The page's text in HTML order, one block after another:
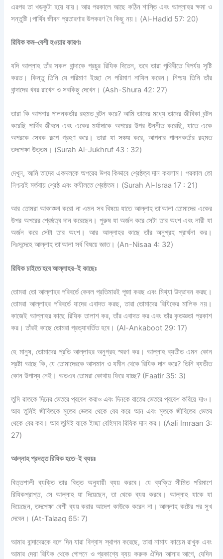
এরপর তা খড়কুটা হয়ে যায়। আর পরকালে আছে কঠিন শাস্তি এবং আল্লাহর ক্ষমা ও
সন্তুষ্টি ।পার্থিব জীবন প্রতারণার উপকরণ বৈ কিছু নয় । (Al-Hadid 57: 20)
রিযিক কম–বেশী হওয়ার কারণঃ
যদি আল্লাহ তাঁর সকল বান্দাকে প্রচুর রিযিক দিতেন,তবে তারা পৃথিবীতে বিপর্যয় সৃষ্টি
করত। কিন্তু তিনি যে পরিমাণ ইচ্ছা সে পরিমাণ নাযিল করেন। নিশ্চয় তিনি তাঁর
বান্দাদের খবর রাখেন ও সবকিছু দেখেন। (Ash-Shura 42: 27)
তারা কি আপনার পালনকর্তার রহমত বন্টন করে? আমি তাদের মধ্যে তাদের জীবিকা বন্টন
করেছি পার্থিব জীবনে এবং একের মর্যাদাকে অপরের উপর উন্নীত করেছি, যাতে একে
অপরকে সেবক রূপে গ্রহণ করে। তারা যা সঞ্চয় করে,আপনার পালনকর্তার রহমত
তদপেক্ষা উত্তম। (Surah Al-Jukhruf 43 : 32)
দেখুন, আমি তাদের একদলকে অপরের উপর কিভাবে শ্রেষ্ঠত্ব দান করলাম। পরকাল তো
নিশ্চয়ই মর্তবায় শ্রেষ্ঠ এবং ফযীলতে শ্রেষ্ঠতম। (Surah Al-Israa 17 : 21)
আর তোমরা আকাঙ্ক্ষা করো না এমন সব বিষয়ে যাতে আল্লাহ তা’আলা তোমাদের একের
উপর অপরের শ্রেষ্ঠত্ব দান করেছেন। পুরুষ যা অর্জন করে সেটা তার অংশ এবং নারী যা
অর্জন করে সেটা তার অংশ। আর আল্লাহর কাছে তাঁর অনুগ্রহ প্রার্থনা কর।
নিঃসন্দেহে আল্লাহ তা’আলা সর্ব বিষয়ে জ্ঞাত। (An-Nisaa 4: 32)
রিযিক চাইতে হবে আল্লাহর–ই কাছেঃ
তোমরা তো আল্লাহর পরিবর্তে কেবল প্রতিমারই পূজা করছ এবং মিথ্যা উদ্ভাবন করছ।
তোমরা আল্লাহর পরিবর্তে যাদের এবাদত করছ,তারা তোমাদের রিযিকের মালিক নয়।
কাজেই আল্লাহর কাছে রিযিক তালাশ কর,তাঁর এবাদত কর এবং তাঁর কৃতজ্ঞতা প্রকাশ
কর। তাঁরই কাছে তোমরা প্রত্যাবর্তিত হবে। (Al-Ankaboot 29: 17)
হে মানুষ, তোমাদের প্রতি আল্লাহর অনুগ্রহ স্মরণ কর। আল্লাহ ব্যতীত এমন কোন
স্রষ্টা আছে কি,যে তোমাদেরকে আসমান ও যমীন থেকে রিযিক দান করে?তিনি ব্যতীত
কোন উপাস্য নেই। অতএব তোমরা কোথায় ফিরে যাচ্ছ? (Faatir 35: 3)
তুমি রাতকে দিনের ভেতরে প্রবেশ করাও এবং দিনকে রাতের ভেতরে প্রবেশ করিয়ে দাও।
আর তুমিই জীবিতকে মৃতের ভেতর থেকে বের করে আন এবং মৃতকে জীবিতের ভেতর
থেকে বের কর। আর তুমিই যাকে ইচ্ছা বেহিসাব রিযিক দান কর। (Aali Imraan 3:
27)
আল্লাহ প্রদত্ত রিযিক হতে–ই ব্যয়ঃ
বিত্তশালী ব্যক্তি তার বিত্ত অনুযায়ী ব্যয় করবে। যে ব্যক্তি সীমিত পরিমাণে
রিযিকপ্রাপ্ত, সে আল্লাহ যা দিয়েছেন,তা থেকে ব্যয় করবে। আল্লাহ যাকে যা
দিয়েছেন,তদপেক্ষা বেশী ব্যয় করার আদেশ কাউকে করেন না। আল্লাহ কষ্টের পর সুখ
দেবেন। (At-Talaaq 65: 7)
আমার বান্দাদেরকে বলে দিন যারা বিশ্বাস স্থাপন করেছে,তারা নামায কায়েম রাখুক এবং
আমার দেয়া রিযিক থেকে গোপনে ও প্রকাশ্যে ব্যয় করুক ঐদিন আসার আগে, যেদিন